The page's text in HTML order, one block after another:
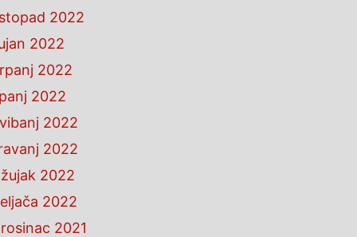
2022
2022
2022
2022
2022
2022
2022
2022
2021